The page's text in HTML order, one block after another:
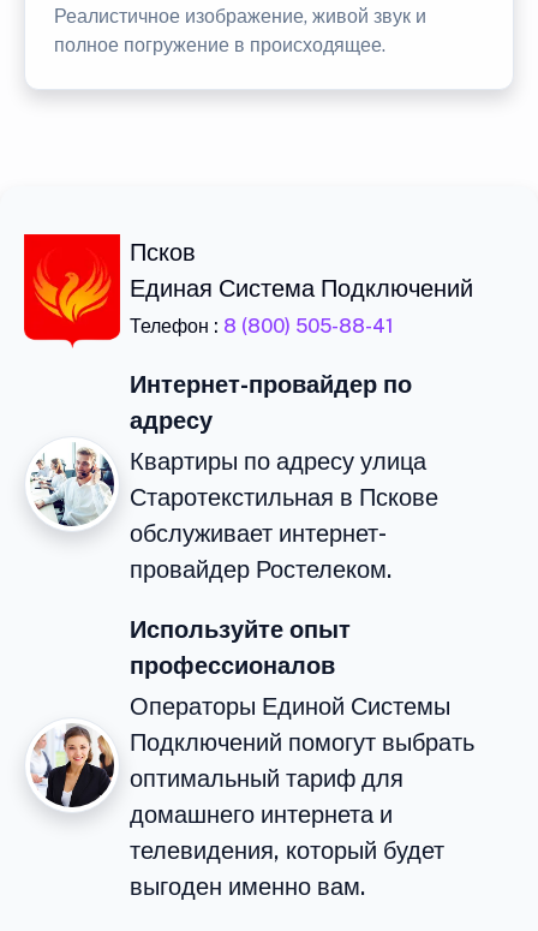
Реалистичное изображение, живой звук и
полное погружение в происходящее.
Псков
Единая Система Подключений
Телефон : 8 (800) 505-88-41
Интернет-провайдер по
адресу
Квартиры по адресу улица
Старотекстильная в Пскове
обслуживает интернет-
провайдер Ростелеком.
Используйте опыт
профессионалов
Операторы Единой Системы
Подключений помогут выбрать
оптимальный тариф для
домашнего интернета и
телевидения, который будет
выгоден именно вам.